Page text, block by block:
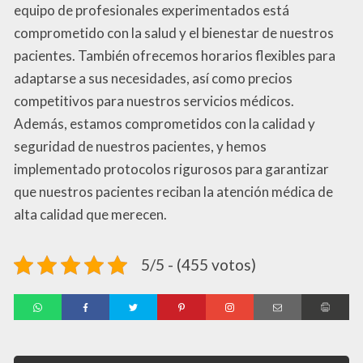
equipo de profesionales experimentados está
comprometido con la salud y el bienestar de nuestros
pacientes. También ofrecemos horarios flexibles para
adaptarse a sus necesidades, así como precios
competitivos para nuestros servicios médicos.
Además, estamos comprometidos con la calidad y
seguridad de nuestros pacientes, y hemos
implementado protocolos rigurosos para garantizar
que nuestros pacientes reciban la atención médica de
alta calidad que merecen.
5/5 - (455 votos)